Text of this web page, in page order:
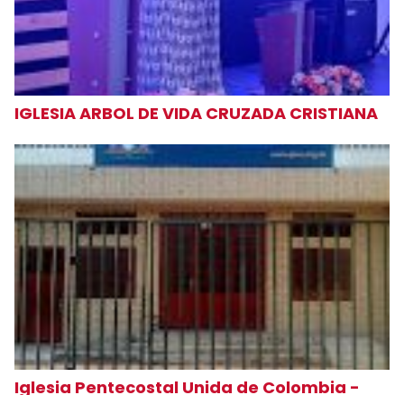
IGLESIA ARBOL DE VIDA CRUZADA CRISTIANA
Iglesia Pentecostal Unida de Colombia -